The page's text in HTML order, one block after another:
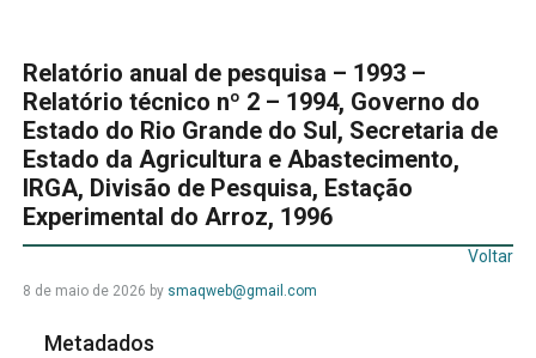
Relatório anual de pesquisa – 1993 –
Relatório técnico nº 2 – 1994, Governo do
Estado do Rio Grande do Sul, Secretaria de
Estado da Agricultura e Abastecimento,
IRGA, Divisão de Pesquisa, Estação
Experimental do Arroz, 1996
Voltar
8 de maio de 2026 by smaqweb@gmail.com
Metadados